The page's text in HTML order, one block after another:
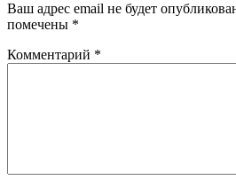
Ваш адрес email не будет
помечены *
Комментарий *